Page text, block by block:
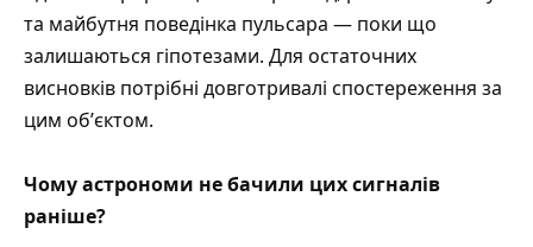
та майбутня поведінка пульсара — поки що
залишаються гіпотезами. Для остаточних
висновків потрібні довготривалі спостереження за
цим обʼєктом.
Чому астрономи не бачили цих сигналів
раніше?